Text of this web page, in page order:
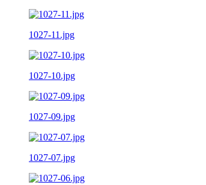
1027-11.jpg
1027-10.jpg
1027-09.jpg
1027-07.jpg